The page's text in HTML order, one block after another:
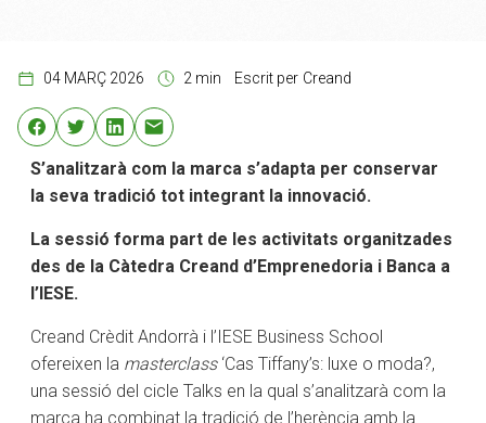
04 MARÇ 2026 2 min Escrit per Creand
S’analitzarà com la marca s’adapta per conservar
la seva tradició tot integrant la innovació.
La sessió forma part de les activitats organitzades
des de la Càtedra Creand d’Emprenedoria i Banca a
l’IESE.
Creand Crèdit Andorrà i l’IESE Business School
ofereixen la masterclass ‘Cas Tiffany’s: luxe o moda?,
una sessió del cicle Talks en la qual s’analitzarà com la
marca ha combinat la tradició de l’herència amb la